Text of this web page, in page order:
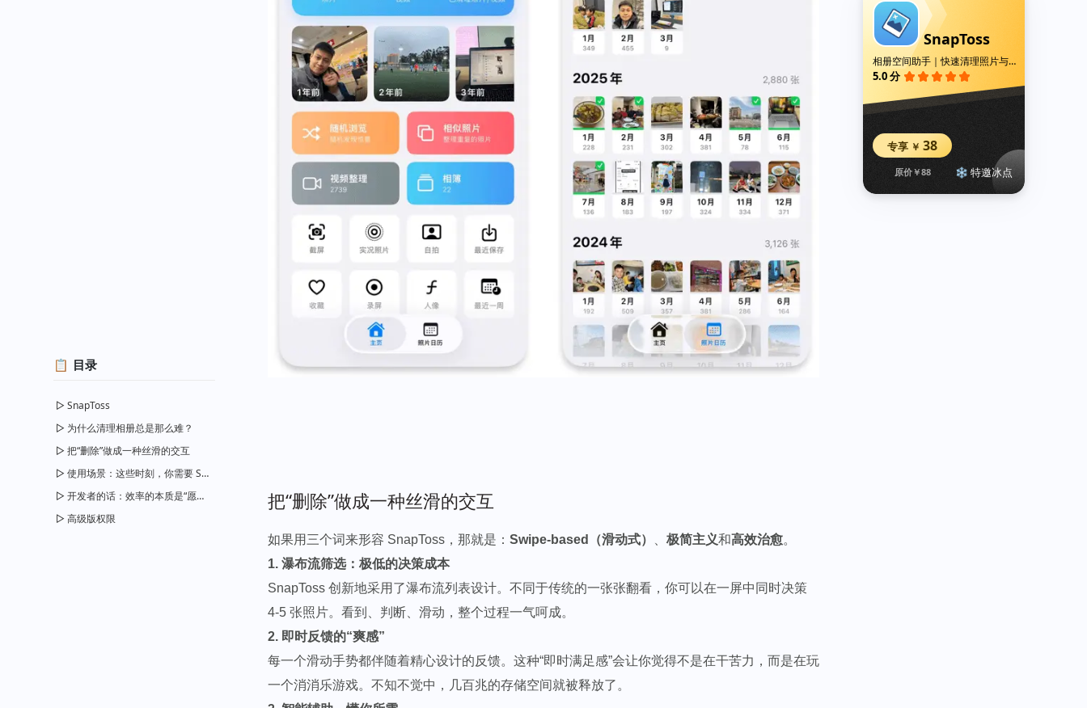
目录
SnapToss
为什么清理相册总是那么难？
把“删除”做成一种丝滑的交互
使用场景：这些时刻，你需要 SnapToss
开发者的话：效率的本质是“愿意开始”
高级版权限
把“删除”做成一种丝滑的交互
如果用三个词来形容 SnapToss，那就是： Swipe-based（滑动式） 极简主义和高效治愈。
1. 瀑布流筛选：极低的决策成本
SnapToss 创新地采用了瀑布流列表设计。不同于传统的一张张翻看，你可以在一屏中同时决策
4-5 张照片。看到、判断、滑动，整个过程一气呵成。
2. 即时反馈的“爽感”
每一个滑动手势都伴随着精心设计的反馈。这种“即时满足感”会让你觉得不是在干苦力，而是在玩
一个消消乐游戏。不知不觉中，几百兆的存储空间就被释放了。
SnapToss
相册空间助手｜快速清理照片与视频｜删除重复照片
5.0 分
专享 ￥ 38
原价￥88 ❄️ 特邀冰点